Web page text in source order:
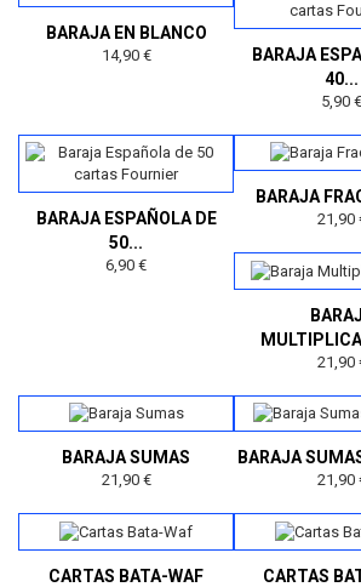
BARAJA EN BLANCO
14,90 €
BARAJA
40...
5,90 €
BARAJA ESPAÑOLA DE
50...
6,90 €
BARAJA
21,90
21,90
BARAJA SUMAS
21,90 €
BARAJA
21,90
CARTAS BATA-WAF CARTAS